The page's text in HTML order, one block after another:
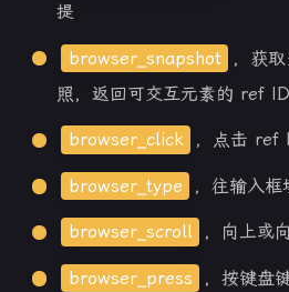
提
browser_snapshot
，获
照，返回可交互元素的 ref ID
browser_click ，点击 ref
browser_type ，往输入框
browser_scroll ，向上或
browser_press
，按键盘